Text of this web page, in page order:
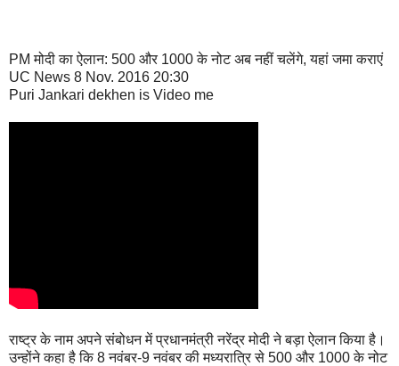
PM मोदी का ऐलान: 500 और 1000 के नोट अब नहीं चलेंगे, यहां जमा कराएं
UC News 8 Nov. 2016 20:30
Puri Jankari dekhen is Video me
राष्ट्र के नाम अपने संबोधन में प्रधानमंत्री नरेंद्र मोदी ने बड़ा ऐलान किया है।
उन्होंने कहा है कि 8 नवंबर-9 नवंबर की मध्यरात्रि से 500 और 1000 के नोट